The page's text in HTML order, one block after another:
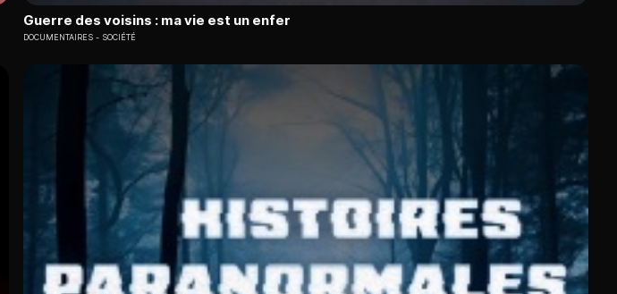
Guerre des voisins : ma vie est un enfer
DOCUMENTAIRES SOCIÉTÉ